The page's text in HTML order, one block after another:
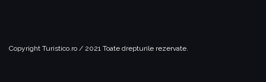
Copyright Turistico.ro / 2021 Toate drepturile rezervate.